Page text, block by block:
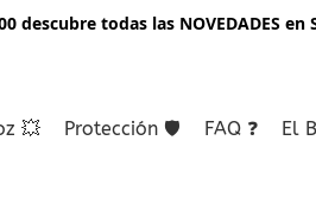
descubre todas las NOVEDADES en
💥 Protección 🛡️ FAQ ❓ El